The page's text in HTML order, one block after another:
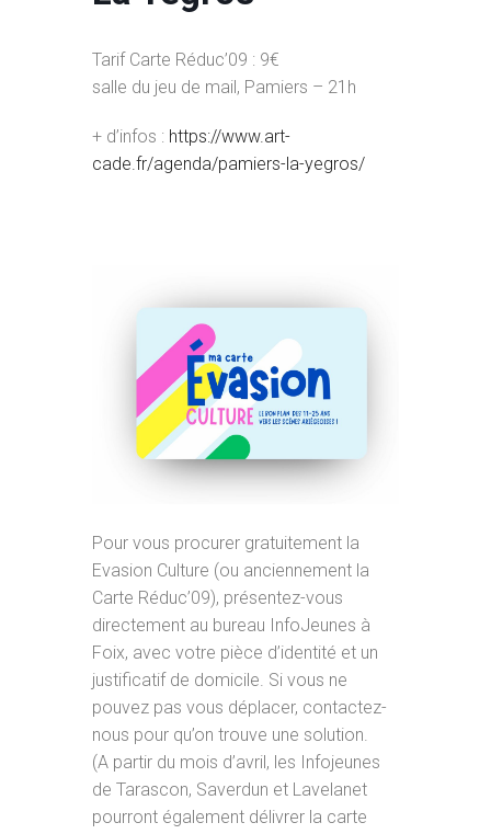
Tarif Carte Réduc’09 : 9€
salle du jeu de mail, Pamiers – 21h
+ d’infos : https://www.art-
cade.fr/agenda/pamiers-la-yegros/
Pour vous procurer gratuitement la
Evasion Culture (ou anciennement la
Carte Réduc’09), présentez-vous
directement au bureau InfoJeunes à
Foix, avec votre pièce d’identité et un
justificatif de domicile. Si vous ne
pouvez pas vous déplacer, contactez-
nous pour qu’on trouve une solution.
(A partir du mois d’avril, les Infojeunes
de Tarascon, Saverdun et Lavelanet
pourront également délivrer la carte